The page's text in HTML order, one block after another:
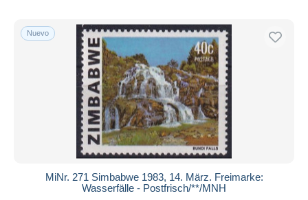
Nuevo
MiNr. 271 Simbabwe 1983, 14. März. Freimarke:
Wasserfälle - Postfrisch/**/MNH